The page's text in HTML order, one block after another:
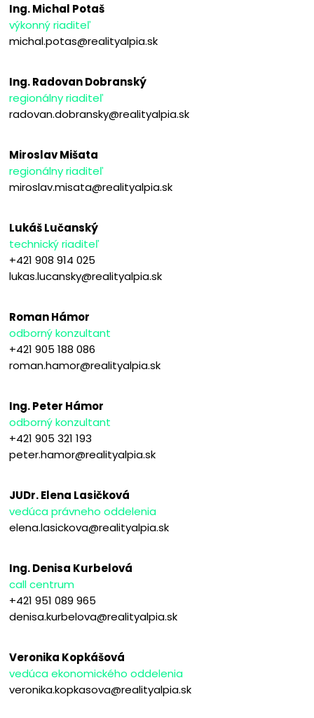
Ing. Michal Potaš
výkonný riaditeľ
michal.potas@realityalpia.sk
Ing. Radovan Dobranský
regionálny riaditeľ
radovan.dobransky@realityalpia.sk
Miroslav Mišata
regionálny riaditeľ
miroslav.misata@realityalpia.sk
Lukáš Lučanský
technický riaditeľ
+421 908 914 025
lukas.lucansky@realityalpia.sk
Roman Hámor
odborný konzultant
+421 905 188 086
roman.hamor@realityalpia.sk
Ing. Peter Hámor
odborný konzultant
+421 905 321 193
peter.hamor@realityalpia.sk
JUDr. Elena Lasičková
vedúca právneho oddelenia
elena.lasickova@realityalpia.sk
Ing. Denisa Kurbelová
call centrum
+421 951 089 965
denisa.kurbelova@realityalpia.sk
Veronika Kopkášová
vedúca ekonomického oddelenia
veronika.kopkasova@realityalpia.sk